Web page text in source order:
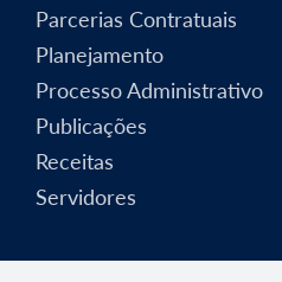
Parcerias Contratuais
Planejamento
Processo Administrativo
Publicações
Receitas
Servidores